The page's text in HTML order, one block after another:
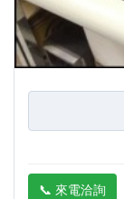
📞 來電洽詢